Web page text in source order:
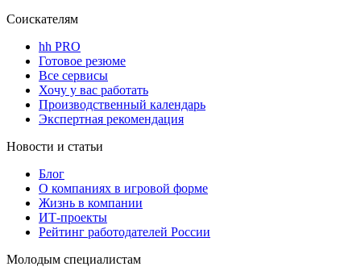
Соискателям
hh PRO
Готовое резюме
Все сервисы
Хочу у вас работать
Производственный календарь
Экспертная рекомендация
Новости и статьи
Блог
О компаниях в игровой форме
Жизнь в компании
ИТ-проекты
Рейтинг работодателей России
Молодым специалистам